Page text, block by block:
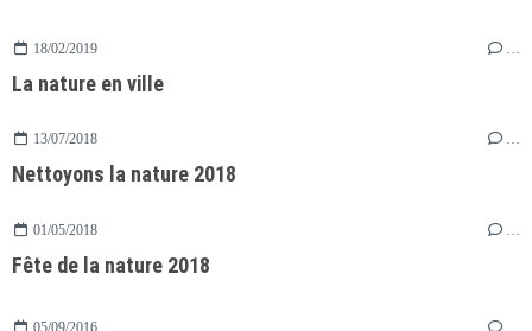
18/02/2019
La nature en ville
13/07/2018 …
Nettoyons la nature 2018
01/05/2018
Fête de la nature 2018
05/09/2016